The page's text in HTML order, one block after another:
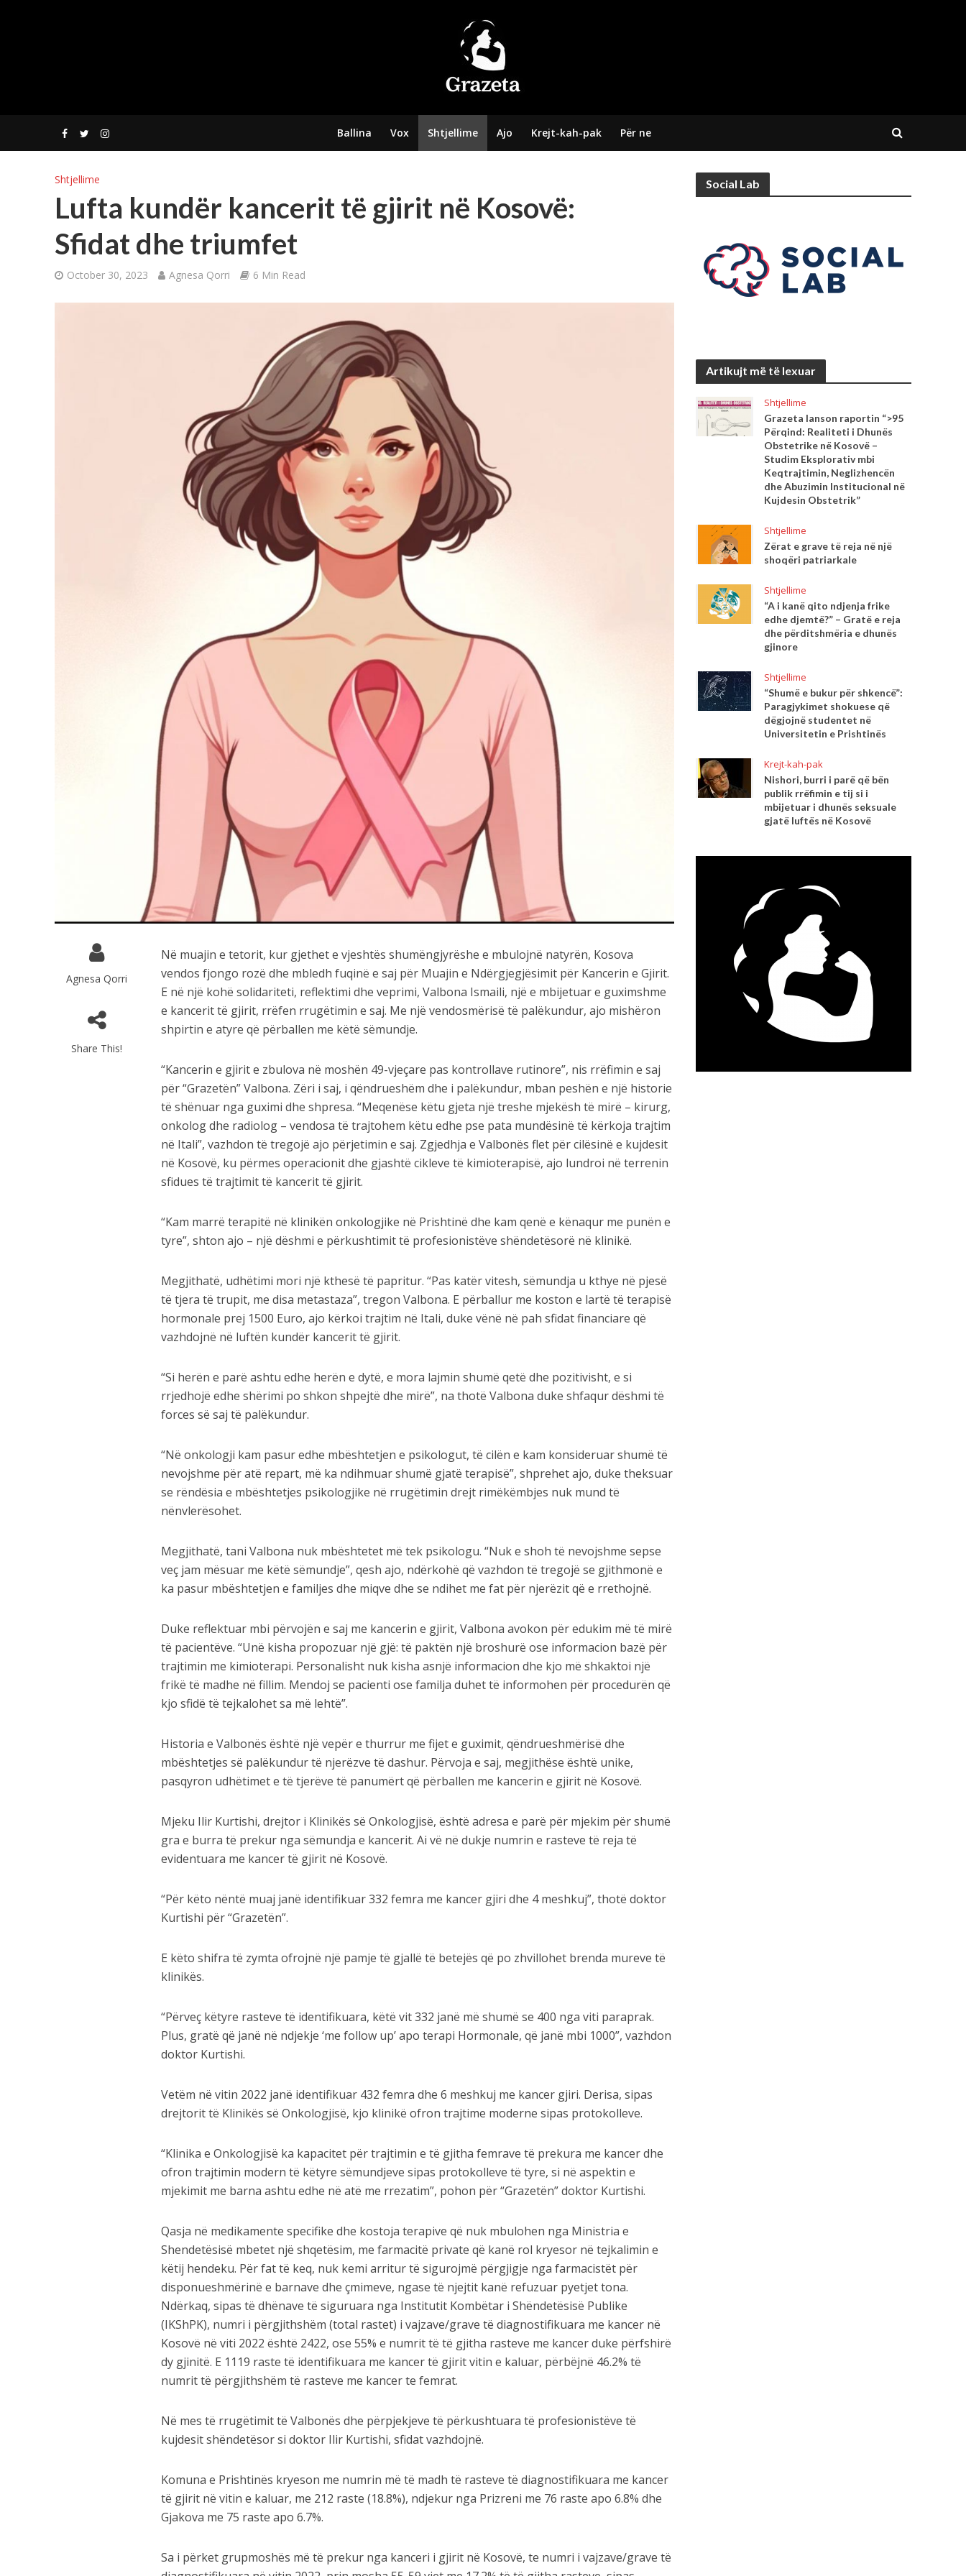
Ballina Vox Shtjellime Ajo Krejt-kah-pak Për ne
Shtjellime
Lufta kundër kancerit të gjirit në Kosovë:
Sfidat dhe triumfet
October 30, 2023 Agnesa Qorri 6 Min Read
Agnesa Qorri
Share This!
Në muajin e tetorit, kur gjethet e vjeshtës shumëngjyrëshe e mbulojnë natyrën, Kosova
vendos fjongo rozë dhe mbledh fuqinë e saj për Muajin e Ndërgjegjësimit për Kancerin e Gjirit.
E në një kohë solidariteti, reflektimi dhe veprimi, Valbona Ismaili, një e mbijetuar e guximshme
e kancerit të gjirit, rrëfen rrugëtimin e saj. Me një vendosmërisë të palëkundur, ajo mishëron
shpirtin e atyre që përballen me këtë sëmundje.
“Kancerin e gjirit e zbulova në moshën 49-vjeçare pas kontrollave rutinore”, nis rrëfimin e saj
për “Grazetën” Valbona. Zëri i saj, i qëndrueshëm dhe i palëkundur, mban peshën e një historie
të shënuar nga guximi dhe shpresa. “Meqenëse këtu gjeta një treshe mjekësh të mirë – kirurg,
onkolog dhe radiolog – vendosa të trajtohem këtu edhe pse pata mundësinë të kërkoja trajtim
në Itali”, vazhdon të tregojë ajo përjetimin e saj. Zgjedhja e Valbonës flet për cilësinë e kujdesit
në Kosovë, ku përmes operacionit dhe gjashtë cikleve të kimioterapisë, ajo lundroi në terrenin
sfidues të trajtimit të kancerit të gjirit.
“Kam marrë terapitë në klinikën onkologjike në Prishtinë dhe kam qenë e kënaqur me punën e
tyre”, shton ajo – një dëshmi e përkushtimit të profesionistëve shëndetësorë në klinikë.
Megjithatë, udhëtimi mori një kthesë të papritur. “Pas katër vitesh, sëmundja u kthye në pjesë
të tjera të trupit, me disa metastaza”, tregon Valbona. E përballur me koston e lartë të terapisë
hormonale prej 1500 Euro, ajo kërkoi trajtim në Itali, duke vënë në pah sfidat financiare që
vazhdojnë në luftën kundër kancerit të gjirit.
“Si herën e parë ashtu edhe herën e dytë, e mora lajmin shumë qetë dhe pozitivisht, e si
rrjedhojë edhe shërimi po shkon shpejtë dhe mirë”, na thotë Valbona duke shfaqur dëshmi të
forces së saj të palëkundur.
“Në onkologji kam pasur edhe mbështetjen e psikologut, të cilën e kam konsideruar shumë të
nevojshme për atë repart, më ka ndihmuar shumë gjatë terapisë”, shprehet ajo, duke theksuar
se rëndësia e mbështetjes psikologjike në rrugëtimin drejt rimëkëmbjes nuk mund të
nënvlerësohet.
Megjithatë, tani Valbona nuk mbështetet më tek psikologu. “Nuk e shoh të nevojshme sepse
veç jam mësuar me këtë sëmundje”, qesh ajo, ndërkohë që vazhdon të tregojë se gjithmonë e
ka pasur mbështetjen e familjes dhe miqve dhe se ndihet me fat për njerëzit që e rrethojnë.
Duke reflektuar mbi përvojën e saj me kancerin e gjirit, Valbona avokon për edukim më të mirë
të pacientëve. “Unë kisha propozuar një gjë: të paktën një broshurë ose informacion bazë për
trajtimin me kimioterapi. Personalisht nuk kisha asnjë informacion dhe kjo më shkaktoi një
frikë të madhe në fillim. Mendoj se pacienti ose familja duhet të informohen për procedurën që
kjo sfidë të tejkalohet sa më lehtë”.
Historia e Valbonës është një vepër e thurrur me fijet e guximit, qëndrueshmërisë dhe
mbështetjes së palëkundur të njerëzve të dashur. Përvoja e saj, megjithëse është unike,
pasqyron udhëtimet e të tjerëve të panumërt që përballen me kancerin e gjirit në Kosovë.
Mjeku Ilir Kurtishi, drejtor i Klinikës së Onkologjisë, është adresa e parë për mjekim për shumë
gra e burra të prekur nga sëmundja e kancerit. Ai vë në dukje numrin e rasteve të reja të
evidentuara me kancer të gjirit në Kosovë.
“Për këto nëntë muaj janë identifikuar 332 femra me kancer gjiri dhe 4 meshkuj”, thotë doktor
Kurtishi për “Grazetën”.
E këto shifra të zymta ofrojnë një pamje të gjallë të betejës që po zhvillohet brenda mureve të
klinikës.
“Përveç këtyre rasteve të identifikuara, këtë vit 332 janë më shumë se 400 nga viti paraprak.
Plus, gratë që janë në ndjekje ‘me follow up’ apo terapi Hormonale, që janë mbi 1000”, vazhdon
doktor Kurtishi.
Vetëm në vitin 2022 janë identifikuar 432 femra dhe 6 meshkuj me kancer gjiri. Derisa, sipas
drejtorit të Klinikës së Onkologjisë, kjo klinikë ofron trajtime moderne sipas protokolleve.
“Klinika e Onkologjisë ka kapacitet për trajtimin e të gjitha femrave të prekura me kancer dhe
ofron trajtimin modern të këtyre sëmundjeve sipas protokolleve të tyre, si në aspektin e
mjekimit me barna ashtu edhe në atë me rrezatim”, pohon për “Grazetën” doktor Kurtishi.
Qasja në medikamente specifike dhe kostoja terapive që nuk mbulohen nga Ministria e
Shendetësisë mbetet një shqetësim, me farmacitë private që kanë rol kryesor në tejkalimin e
këtij hendeku. Për fat të keq, nuk kemi arritur të sigurojmë përgjigje nga farmacistët për
disponueshmërinë e barnave dhe çmimeve, ngase të njejtit kanë refuzuar pyetjet tona.
Ndërkaq, sipas të dhënave të siguruara nga Institutit Kombëtar i Shëndetësisë Publike
(IKShPK), numri i përgjithshëm (total rastet) i vajzave/grave të diagnostifikuara me kancer në
Kosovë në viti 2022 është 2422, ose 55% e numrit të të gjitha rasteve me kancer duke përfshirë
dy gjinitë. E 1119 raste të identifikuara me kancer të gjirit vitin e kaluar, përbëjnë 46.2% të
numrit të përgjithshëm të rasteve me kancer te femrat.
Në mes të rrugëtimit të Valbonës dhe përpjekjeve të përkushtuara të profesionistëve të
kujdesit shëndetësor si doktor Ilir Kurtishi, sfidat vazhdojnë.
Komuna e Prishtinës kryeson me numrin më të madh të rasteve të diagnostifikuara me kancer
të gjirit në vitin e kaluar, me 212 raste (18.8%), ndjekur nga Prizreni me 76 raste apo 6.8% dhe
Gjakova me 75 raste apo 6.7%.
Sa i përket grupmoshës më të prekur nga kanceri i gjirit në Kosovë, te numri i vajzave/grave të
Social Lab
Artikujt më të lexuar
Shtjellime
Grazeta lanson raportin “>95
Përqind: Realiteti i Dhunës
Obstetrike në Kosovë –
Studim Eksplorativ mbi
Keqtrajtimin, Neglizhencën
dhe Abuzimin Institucional në
Kujdesin Obstetrik”
Shtjellime
Zërat e grave të reja në një
shoqëri patriarkale
Shtjellime
“A i kanë qito ndjenja frike
edhe djemtë?” – Gratë e reja
dhe përditshmëria e dhunës
gjinore
Shtjellime
“Shumë e bukur për shkencë”:
Paragjykimet shokuese që
dëgjojnë studentet në
Universitetin e Prishtinës
Krejt-kah-pak
Nishori, burri i parë që bën
publik rrëfimin e tij si i
mbijetuar i dhunës seksuale
gjatë luftës në Kosovë